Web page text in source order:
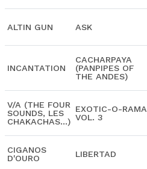
ALTIN GUN ASK
INCANTATION
CACHARPAYA
(PANPIPES OF
THE ANDES)
V/A (THE FOUR
SOUNDS, LES
CHAKACHAS...)
EXOTIC-O-RAMA
VOL. 3
CIGANOS
D'OURO
LIBERTAD